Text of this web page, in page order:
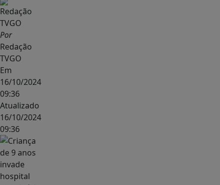
Por
Redação
TVGO
Em
16/10/2024
09:36
Atualizado
16/10/2024
09:36